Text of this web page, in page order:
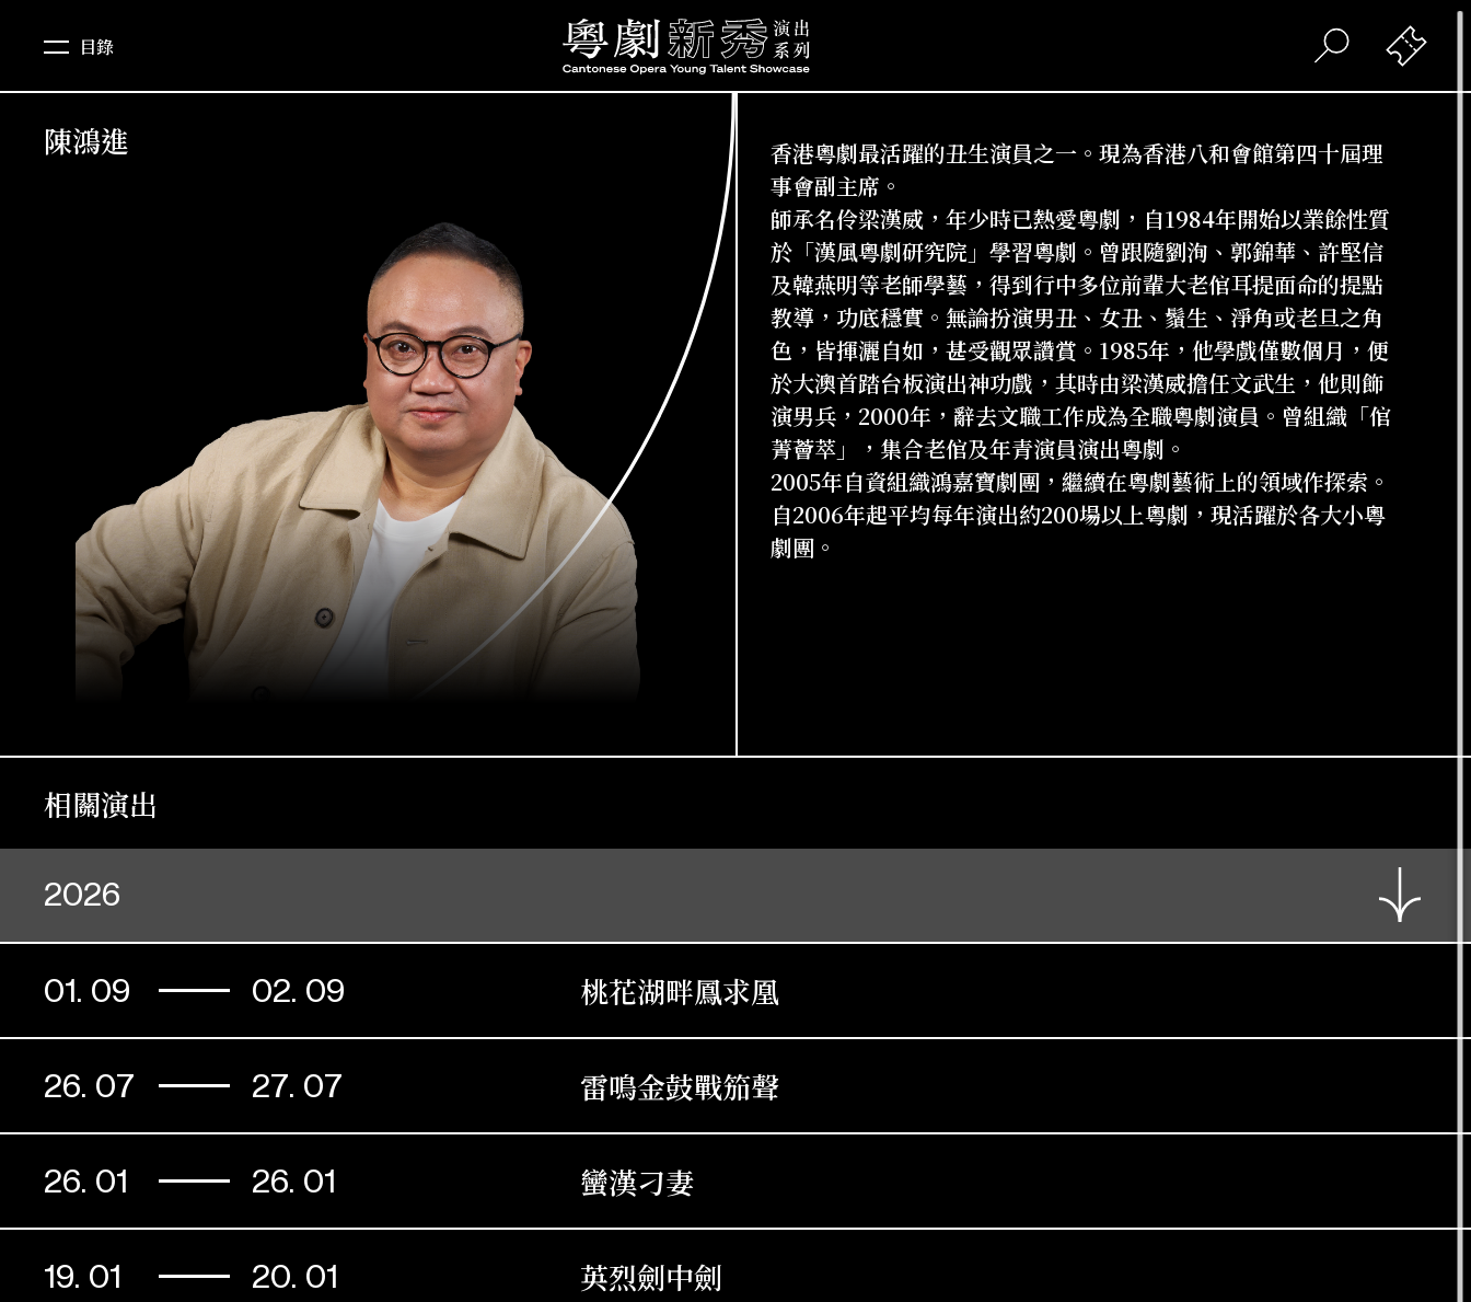
陳鴻進
香港粵劇最活躍的丑生演員之一。現為香港八和會館第四十屆理
事會副主席。
師承名伶梁漢威，年少時已熱愛粵劇，自1984年開始以業餘性質
於「漢風粵劇研究院」學習粵劇。曾跟隨劉洵、郭錦華、許堅信
及韓燕明等老師學藝，得到行中多位前輩大老倌耳提面命的提點
教導，功底穩實。無論扮演男丑、女丑、鬚生、淨角或老旦之角
色，皆揮灑自如，甚受觀眾讚賞。1985年，他學戲僅數個月，便
於大澳首踏台板演出神功戲，其時由梁漢威擔任文武生，他則飾
演男兵，2000年，辭去文職工作成為全職粵劇演員。曾組織「倌
菁薈萃」，集合老倌及年青演員演出粵劇。
2005年自資組織鴻嘉寶劇團，繼續在粵劇藝術上的領域作探索。
自2006年起平均每年演出約200場以上粵劇，現活躍於各大小粵
劇團。
相關演出
2026
01. 09 02. 09 桃花湖畔鳳求凰
26. 07 27. 07 雷鳴金鼓戰笳聲
26. 01 26. 01 蠻漢刁妻
19. 01 20. 01 英烈劍中劍
目錄